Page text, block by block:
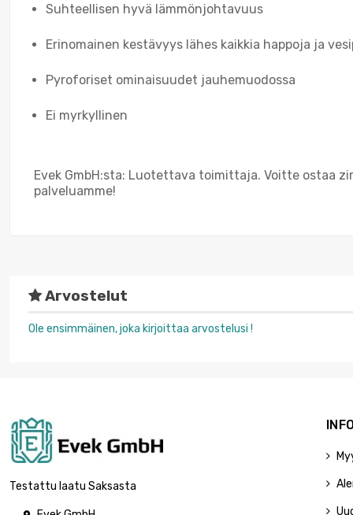
Suhteellisen hyvä lämmönjohtavuus
Erinomainen kestävyys lähes kaikkia happoja ja
Pyroforiset ominaisuudet jauhemuodossa
Ei myrkyllinen
Evek GmbH:sta: Luotettava toimittaja. Voitte ostaa
palveluamme!
Arvostelut
Ole ensimmäinen, joka kirjoittaa arvostelusi !
Testattu laatu Saksasta